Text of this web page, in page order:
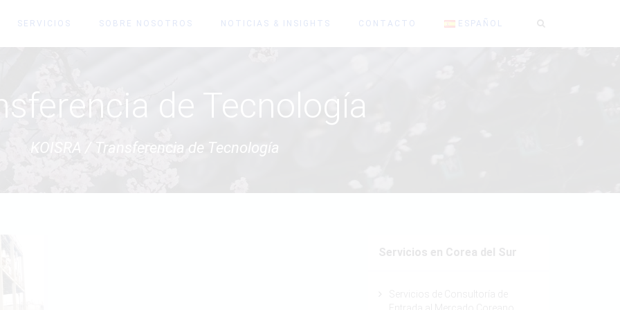
SERVICIOS SOBRE NOSOTROS NOTICIAS & INSIGHTS CONTACTO ESPAÑOL
de Tecnología
KOISRA Transferencia de Tecnología
Servicios en Corea del Sur